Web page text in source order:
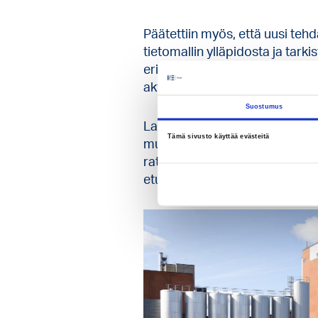
Suostumus
Tämä sivusto käyttää evästeitä
Päätettiin myös, että uusi
tietomallin ylläpidosta ja
erikoisputkistojen (höyry,
aktiivisesti suunnitelmien
Laajan erikoistehtaan
muotoisia kokouksia, joissa
ratkaisut olivat apuna
etuna suunnittelijoille oli se,